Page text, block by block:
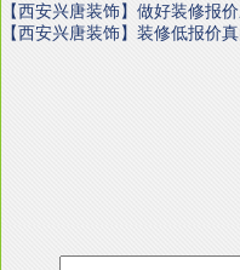
【西安兴唐装饰】做好装修报
【西安兴唐装饰】装修低报价